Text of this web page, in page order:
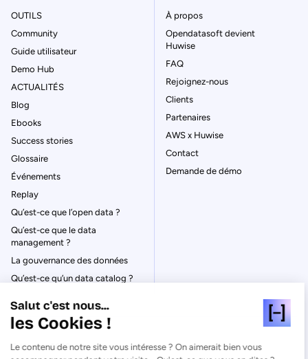
OUTILS
Community
Guide utilisateur
Demo Hub
ACTUALITÉS
Blog
Ebooks
Success stories
Glossaire
Événements
Replay
Qu’est-ce que l’open data ?
Qu’est-ce que le data
management ?
La gouvernance des données
Qu’est-ce qu’un data catalog ?
À propos
Opendatasoft devient
Huwise
FAQ
Rejoignez-nous
Clients
Partenaires
AWS x Huwise
Contact
Demande de démo
© Huwise 2026
Salut c'est nous...
les Cookies !
Le contenu de notre site vous intéresse ? On aimerait bien vous